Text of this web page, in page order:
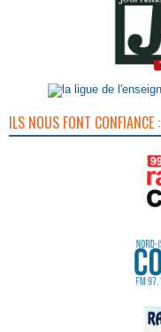
ILS NOUS FONT CONFIANCE :